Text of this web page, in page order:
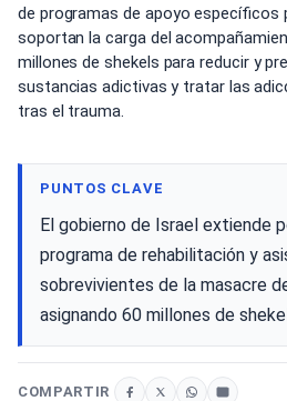
de programas de apoyo específicos
soportan la carga del
millones de shekels para reducir y
sustancias adictivas y tratar las
tras el trauma.
PUNTOS CLAVE
El gobierno de Israel extiende
programa de rehabilitación y
sobrevivientes de la masacre
asignando 60 millones de
COMPARTIR